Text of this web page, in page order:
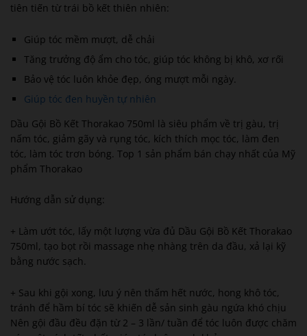
tiên tiến từ trái bồ kết thiên nhiên:
Giúp tóc mềm mượt, dễ chải
Tăng trưởng độ ẩm cho tóc, giúp tóc không bị khô, xơ rối
Bảo vệ tóc luôn khỏe đẹp, óng mượt mỗi ngày.
Giúp tóc đen huyền tự nhiên
Dầu Gội Bồ Kết Thorakao 750ml là siêu phẩm về trị gàu, trị
nấm tóc, giảm gãy và rụng tóc, kích thích mọc tóc, làm đen
tóc, làm tóc trơn bóng. Top 1 sản phẩm bán chạy nhất của Mỹ
phẩm Thorakao
Hướng dẫn sử dụng:
+ Làm ướt tóc, lấy một lượng vừa đủ Dầu Gội Bồ Kết Thorakao
750ml, tạo bọt rồi massage nhẹ nhàng trên da đầu, xả lại kỹ
bằng nước sạch.
+ Sau khi gội xong, lưu ý nên thấm hết nước, hong khô tóc,
tránh để hầm bí tóc sẽ khiến dễ sản sinh gàu ngứa khó chịu
Nên gội đầu đều đặn từ 2 – 3 lần/ tuần để tóc luôn được chăm